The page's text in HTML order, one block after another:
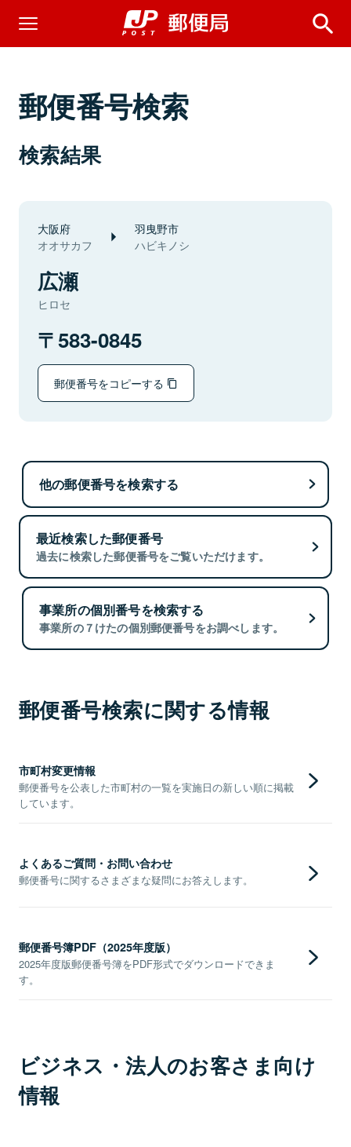
郵便番号検索
検索結果
大阪府
オオサカフ
羽曳野市
ハビキノシ
広瀬
ヒロセ
583-0845
郵便番号をコピーする
他の郵便番号を検索する
最近検索した郵便番号
過去に検索した郵便番号をご覧いただけます。
事業所の個別番号を検索する
事業所の７けたの個別郵便番号をお調べします。
郵便番号検索に関する情報
市町村変更情報
郵便番号を公表した市町村の一覧を実施日の新しい順に掲載
しています。
よくあるご質問・お問い合わせ
郵便番号に関するさまざまな疑問にお答えします。
郵便番号簿PDF（2025年度版）
2025年度版郵便番号簿をPDF形式でダウンロードできま
す。
ビジネス・法人のお客さま向け
情報